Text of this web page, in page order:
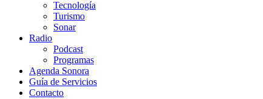
Tecnología
Turismo
Sonar
Radio
Podcast
Programas
Agenda Sonora
Guía de Servicios
Contacto